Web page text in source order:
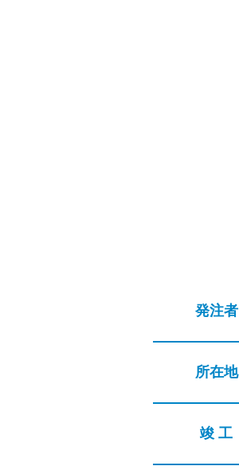
発注者
所在地
竣 工